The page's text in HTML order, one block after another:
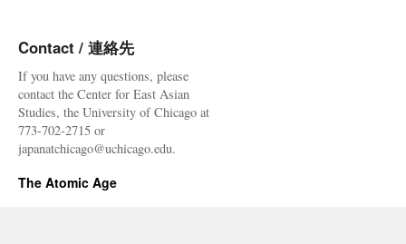
Contact / 連絡先
If you have any questions, please
contact the Center for East Asian
Studies, the University of Chicago at
773-702-2715 or
japanatchicago@uchicago.edu.
The Atomic Age